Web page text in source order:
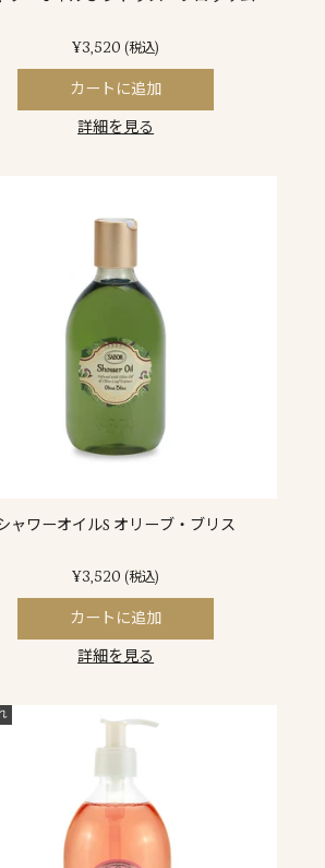
¥3,520 (税込)
カートに追加
詳細を見る
ャワーオイルS オリーブ・ブリス
¥3,520 (税込)
カートに追加
詳細を見る